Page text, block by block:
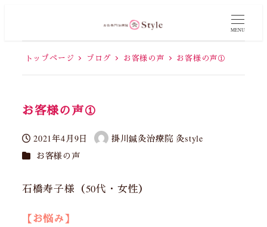
MENU
トップページ ブログ お客様の声 お客様の声①
お客様の声①
投稿日
2021年4月9日
著
掛川鍼灸治療院 灸style
カテゴリー
お客様の声
石橋寿子様（50代・女性）
【お悩み】